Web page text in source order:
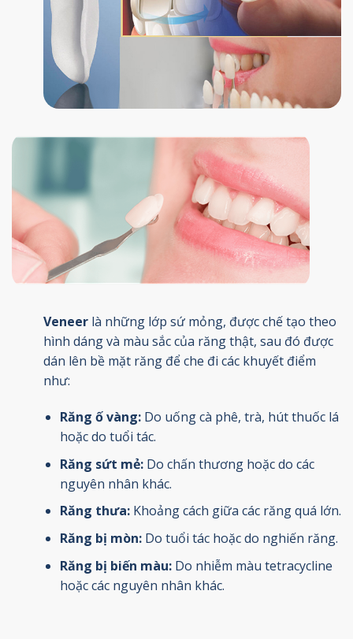
Veneer là những lớp sứ mỏng, được chế tạo theo
hình dáng và màu sắc của răng thật, sau đó được
dán lên bề mặt răng để che đi các khuyết điểm
như:
Răng ố vàng:Do uống cà phê, trà, hút thuốc lá
hoặc do tuổi tác.
Răng sứt mẻ:Do chấn thương hoặc do các
nguyên nhân khác.
Răng thưa:Khoảng cách giữa các răng quá lớn.
Răng bị mòn:Do tuổi tác hoặc do nghiến răng.
Răng bị biến màu:Do nhiễm màu tetracycline
hoặc các nguyên nhân khác.